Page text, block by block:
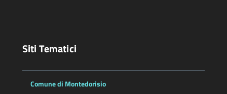
Siti Tematici
Comune di Montedorisio